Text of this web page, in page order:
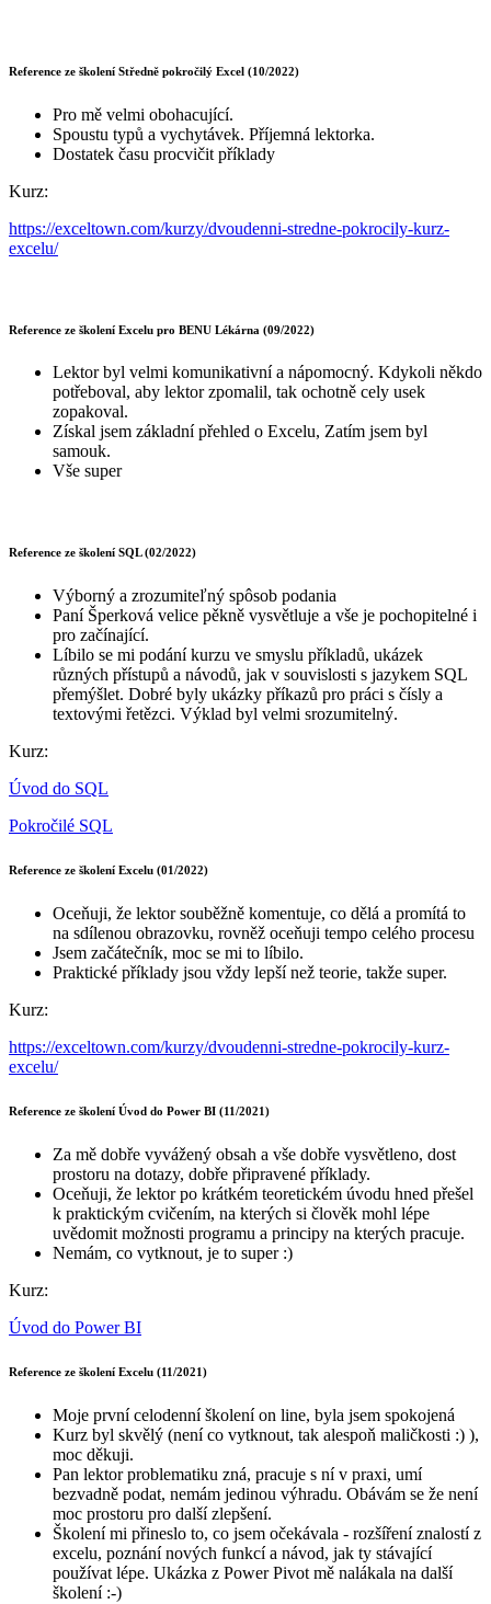
Reference ze školení Středně pokročilý Excel (10/2022)
Pro mě velmi obohacující.
Spoustu typů a vychytávek. Příjemná lektorka.
Dostatek času procvičit příklady
Kurz:
https://exceltown.com/kurzy/dvoudenni-stredne-pokrocily-kurz-
excelu/
Reference ze školení Excelu pro BENU Lékárna (09/2022)
Lektor byl velmi komunikativní a nápomocný. Kdykoli někdo
potřeboval, aby lektor zpomalil, tak ochotně cely usek
zopakoval.
Získal jsem základní přehled o Excelu, Zatím jsem byl
samouk.
Vše super
Reference ze školení SQL (02/2022)
Výborný a zrozumiteľný spôsob podania
Paní Šperková velice pěkně vysvětluje a vše je pochopitelné i
pro začínající.
Líbilo se mi podání kurzu ve smyslu příkladů, ukázek
různých přístupů a návodů, jak v souvislosti s jazykem SQL
přemýšlet. Dobré byly ukázky příkazů pro práci s čísly a
textovými řetězci. Výklad byl velmi srozumitelný.
Kurz:
Úvod do SQL
Pokročilé SQL
Reference ze školení Excelu (01/2022)
Oceňuji, že lektor souběžně komentuje, co dělá a promítá to
na sdílenou obrazovku, rovněž oceňuji tempo celého procesu
Jsem začátečník, moc se mi to líbilo.
Praktické příklady jsou vždy lepší než teorie, takže super.
Kurz:
https://exceltown.com/kurzy/dvoudenni-stredne-pokrocily-kurz-
excelu/
Reference ze školení Úvod do Power BI (11/2021)
Za mě dobře vyvážený obsah a vše dobře vysvětleno, dost
prostoru na dotazy, dobře připravené příklady.
Oceňuji, že lektor po krátkém teoretickém úvodu hned přešel
k praktickým cvičením, na kterých si člověk mohl lépe
uvědomit možnosti programu a principy na kterých pracuje.
Nemám, co vytknout, je to super :)
Kurz:
Úvod do Power BI
Reference ze školení Excelu (11/2021)
Moje první celodenní školení on line, byla jsem spokojená
Kurz byl skvělý (není co vytknout, tak alespoň maličkosti :) ),
moc děkuji.
Pan lektor problematiku zná, pracuje s ní v praxi, umí
bezvadně podat, nemám jedinou výhradu. Obávám se že není
moc prostoru pro další zlepšení.
Školení mi přineslo to, co jsem očekávala - rozšíření znalostí z
excelu, poznání nových funkcí a návod, jak ty stávající
používat lépe. Ukázka z Power Pivot mě nalákala na další
školení :-)